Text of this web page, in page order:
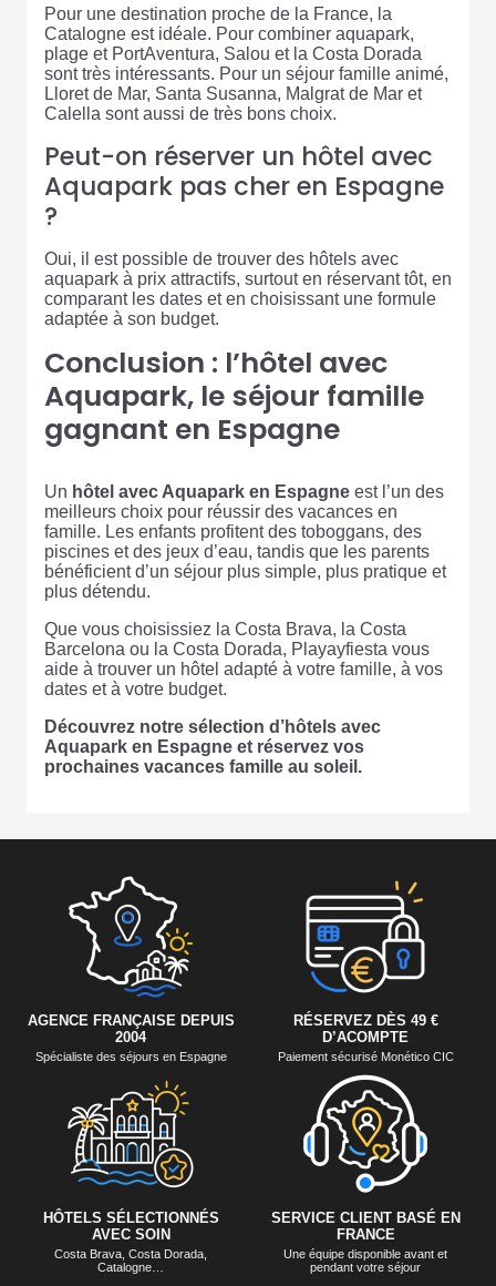
Pour une destination proche de la France, la
Catalogne est idéale. Pour combiner aquapark,
plage et PortAventura, Salou et la Costa Dorada
sont très intéressants. Pour un séjour famille animé,
Lloret de Mar, Santa Susanna, Malgrat de Mar et
Calella sont aussi de très bons choix.
Peut-on réserver un hôtel avec
Aquapark pas cher en Espagne
?
Oui, il est possible de trouver des hôtels avec
aquapark à prix attractifs, surtout en réservant tôt, en
comparant les dates et en choisissant une formule
adaptée à son budget.
Conclusion : l’hôtel avec
Aquapark, le séjour famille
gagnant en Espagne
Un hôtel avec Aquapark en Espagne est l’un des
meilleurs choix pour réussir des vacances en
famille. Les enfants profitent des toboggans, des
piscines et des jeux d’eau, tandis que les parents
bénéficient d’un séjour plus simple, plus pratique et
plus détendu.
Que vous choisissiez la Costa Brava, la Costa
Barcelona ou la Costa Dorada, Playayfiesta vous
aide à trouver un hôtel adapté à votre famille, à vos
dates et à votre budget.
Découvrez notre sélection d’hôtels avec
Aquapark en Espagne et réservez vos
prochaines vacances famille au soleil.
AGENCE FRANÇAISE DEPUIS
2004
Spécialiste des séjours en Espagne
RÉSERVEZ DÈS 49 €
D’ACOMPTE
Paiement sécurisé Monético CIC
HÔTELS SÉLECTIONNÉS
AVEC SOIN
Costa Brava, Costa Dorada,
Catalogne…
SERVICE CLIENT BASÉ EN
FRANCE
Une équipe disponible avant et
pendant votre séjour